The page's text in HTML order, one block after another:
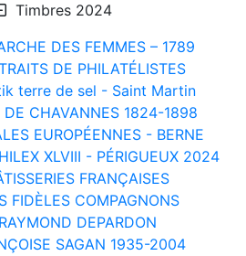
Timbres 2024
DES FEMMES – 1789
DE PHILATÉLISTES
terre de sel - Saint Martin
DE CHAVANNES 1824-1898
EUROPÉENNES - BERNE
XLVIII - PÉRIGUEUX 2024
FRANÇAISES
FIDÈLES COMPAGNONS
RAYMOND DEPARDON
SAGAN 1935-2004